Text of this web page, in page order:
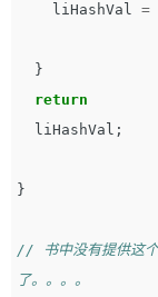
liHashVal =
}
return
liHashVal ;
}
// 书中没有提供这个
了。。。。